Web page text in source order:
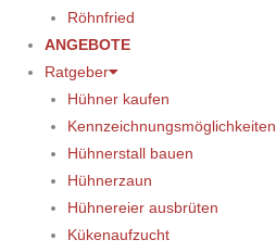
Röhnfried
ANGEBOTE
Ratgeber
Hühner kaufen
Kennzeichnungsmöglichkeiten
Hühnerstall bauen
Hühnerzaun
Hühnereier ausbrüten
Kükenaufzucht